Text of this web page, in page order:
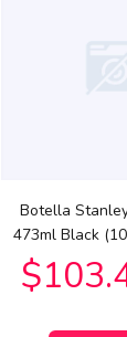
Botella
473ml Black